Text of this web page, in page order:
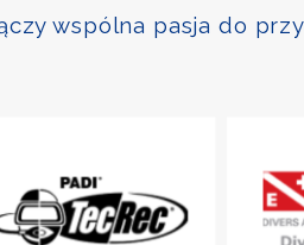
wspólna pasja do